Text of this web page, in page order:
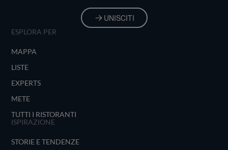
UNISCITI
ESPLORA PER
MAPPA
LISTE
EXPERTS
METE
TUTTI I RISTORANTI
ISPIRAZIONE
STORIE E TENDENZE